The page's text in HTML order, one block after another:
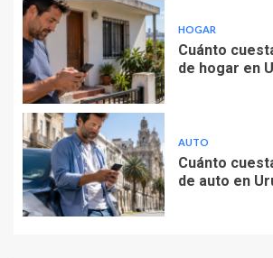
HOGAR
Cuánto
de hogar en
AUTO
Cuánto
de auto en